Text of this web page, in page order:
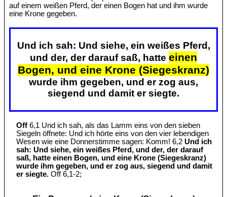
auf einem weißen Pferd, der einen Bogen hat und ihm wurde
eine Krone gegeben.
Und ich sah: Und siehe, ein weißes Pferd,
und der, der darauf saß, hatte einen
Bogen, und eine Krone (Siegeskranz)
wurde ihm gegeben, und er zog aus,
siegend und damit er siegte.
Off 6,1 Und ich sah, als das Lamm eins von den sieben
Siegeln öffnete: Und ich hörte eins von den vier lebendigen
Wesen wie eine Donnerstimme sagen: Komm! 6,2Und ich
sah: Und siehe, ein weißes Pferd, und der, der darauf
saß, hatte einen Bogen, und eine Krone (Siegeskranz)
wurde ihm gegeben, und er zog aus, siegend und damit
er siegte. Off 6,1-2;